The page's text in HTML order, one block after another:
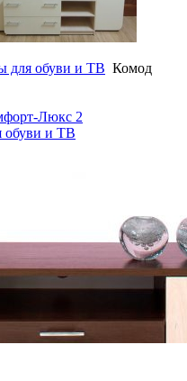
для обуви и ТВ Комод
Люкс 2
обуви и ТВ